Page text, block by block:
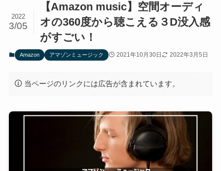
【Amazon music】空間オーディ
オの360度から聴こえる３D没入感
がすごい！
2022
3/05
Amazon アマゾンミュージック 2021年10月30日 2022年3月5日
当ページのリンクには広告が含まれています。